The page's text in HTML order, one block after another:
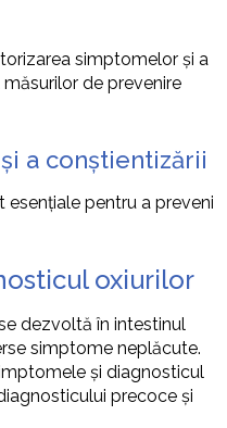
simptomelor și a
de prevenire
a conștientizării
esențiale pentru a preveni
oxiurilor
dezvoltă în intestinul
simptome neplăcute.
și diagnosticul
precoce și